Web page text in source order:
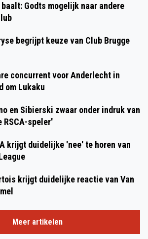
baalt: Godts mogelijk naar andere
begrijpt keuze van Club Brugge
concurrent voor Anderlecht in
om Lukaku
en Sibierski zwaar onder indruk van
RSCA-speler'
krijgt duidelijke 'nee' te horen van
krijgt duidelijke reactie van Van
Meer artikelen